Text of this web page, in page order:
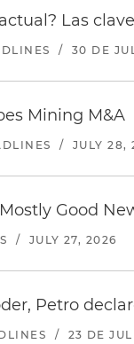
Las
/ 30 DE
Mining M&A
/ JULY 28,
Good
/ JULY 27, 2026
Petro
/ 23 DE